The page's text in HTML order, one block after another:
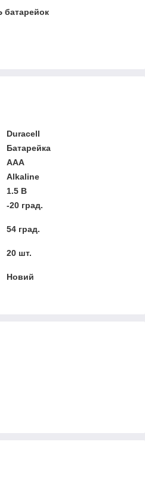
батарейок
Duracell
Батарейка
AAA
Alkaline
1.5 В
-20 град.
54 град.
20 шт.
Новий